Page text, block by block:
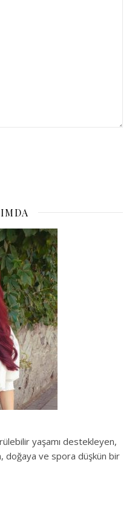
yaşamı destekleyen,
doğaya ve spora düşkün bir